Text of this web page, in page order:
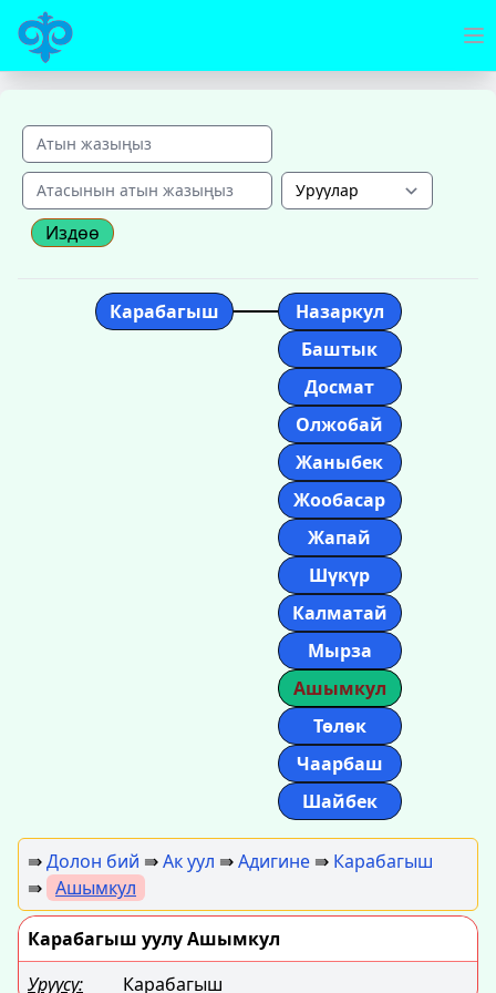
Издөө
Карабагыш
Назаркул
Баштык
Досмат
Олжобай
Жаныбек
Жообасар
Жапай
Шүкүр
Калматай
Мырза
Ашымкул
Төлөк
Чаарбаш
Шайбек
⇛Долон бий ⇛Ак уул ⇛Адигине ⇛ Карабагыш
⇛ Ашымкул
Карабагыш уулу Ашымкул
Уруусу:
Карабагыш